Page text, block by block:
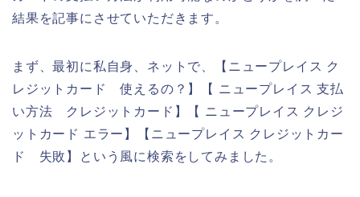
結果を記事にさせていただきます。
まず、最初に私自身、ネットで、【ニュープレイス ク
レジットカード 使えるの？】【 ニュープレイス 支払
い方法 クレジットカード】【 ニュープレイス クレジ
ットカード エラー】【ニュープレイス クレジットカー
ド 失敗】という風に検索をしてみました。